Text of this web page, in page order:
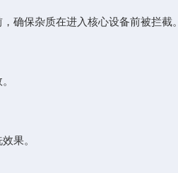
保杂质在进入核心设备前被拦截。
果。